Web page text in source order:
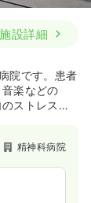
施設詳細
院です。患者
楽などの
ストレスケ
精神科病院